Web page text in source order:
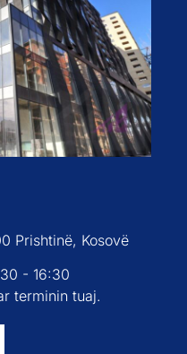
Prishtinë, Kosovë
- 16:30
terminin tuaj.